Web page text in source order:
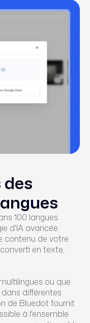
100 langues
d'IA avancée.
contenu de votre
en texte,
ou que
différentes
de Bluedot fournit
à l'ensemble